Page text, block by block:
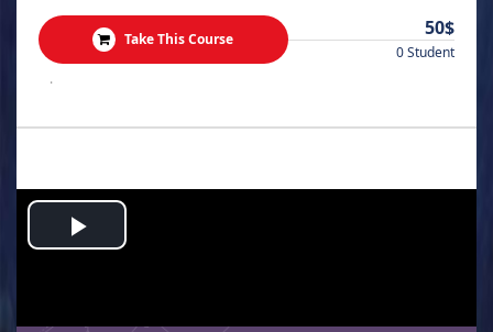
Take This Course 50$
0 Student
.
Play